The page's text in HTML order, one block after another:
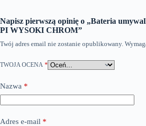
Napisz pierwszą opinię o „Bateria
PI WYSOKI CHROM”
Twój adres email nie zostanie opublikowany.
TWOJA OCENA *
Nazwa *
Adres e-mail *